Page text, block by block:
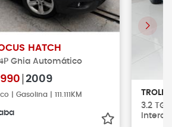
HATCH
Ghia Automático
2009
| Gasolina | 111.111KM
3.2